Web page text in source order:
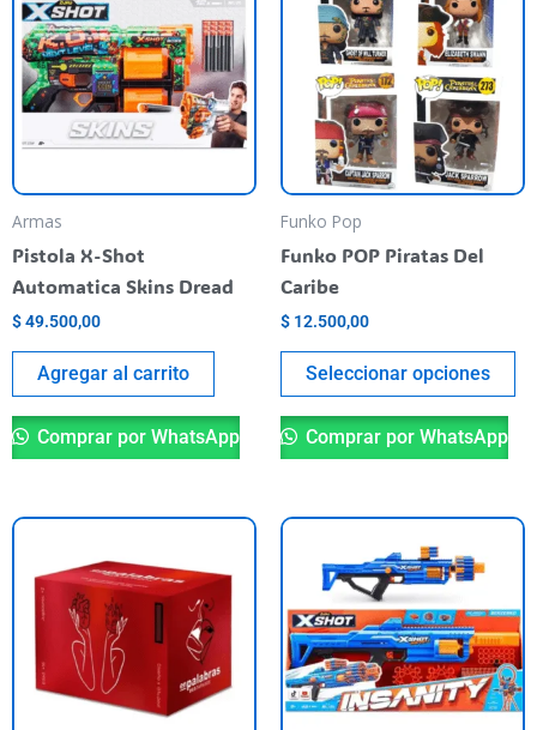
Armas
Pistola X-Shot
Automatica Skins Dread
$49.500,00
Agregar al carrito
Comprar por WhatsApp
Funko Pop
Funko POP Piratas Del
Caribe
$ 12.500,00
Seleccionar opciones
se
Comprar por WhatsApp